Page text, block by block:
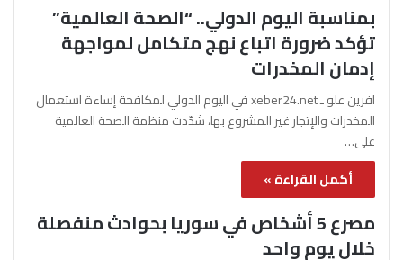
بمناسبة اليوم الدولي.. “الصحة العالمية”
تؤكد ضرورة اتباع نهج متكامل لمواجهة
إدمان المخدرات
آفرين علو ـ xeber24.net في اليوم الدولي لمكافحة إساءة استعمال
المخدرات والإتجار غير المشروع بها، شدّدت منظمة الصحة العالمية
على…
أكمل القراءة »
مصرع 5 أشخاص في سوريا بحوادث منفصلة
خلال يوم واحد